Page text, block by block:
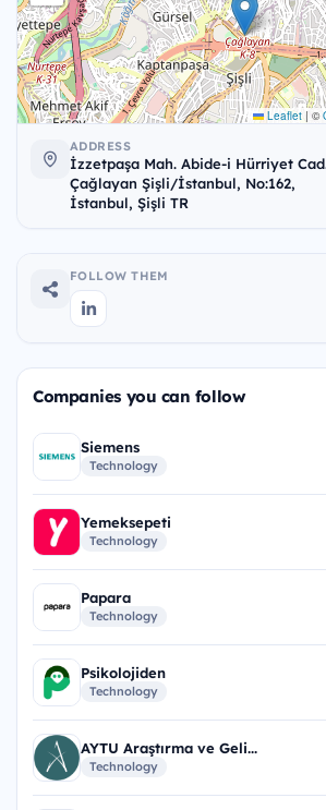
Leaflet | ©
ADDRESS
İzzetpaşa Mah. Abide-i Hürriyet
Çağlayan Şişli/İstanbul, No:162,
İstanbul, Şişli TR
FOLLOW THEM
Companies you can follow
Siemens
Technology
Yemeksepeti
Technology
Papara
Technology
Psikolojiden
Technology
AYTU Araştırma ve Geli...
Technology